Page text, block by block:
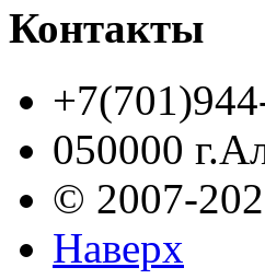
Контакты
050000
© 2007-
Наверх